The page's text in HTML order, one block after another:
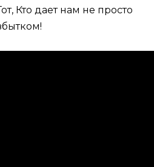
Кто дает нам не просто